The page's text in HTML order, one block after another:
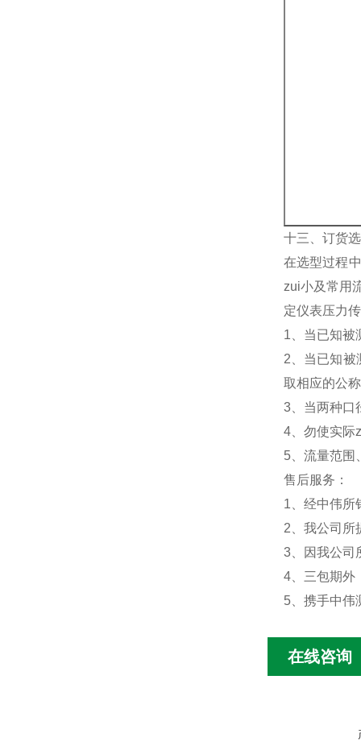
十三、订货
在选型过程
zui小及常用
定仪表压力
1、当已知被
2、当已知被
取相应的公
3、当两种口
4、勿使实际
5、流量范围
售后服务：
1、经中伟所
2、我公司所
3、因我公司
4、三包期外
5、携手中伟
在线咨询